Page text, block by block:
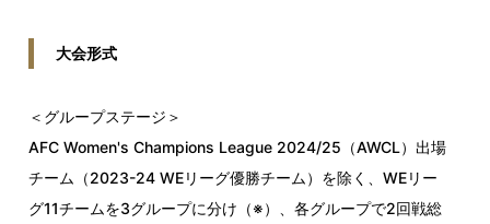
大会形式
＜グループステージ＞
AFC Women's Champions League 2024/25（AWCL）出場
チーム（2023-24 WEリーグ優勝チーム）を除く、WEリー
グ11チームを3グループに分け（※）、各グループで2回戦総